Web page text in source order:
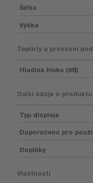
Šířka
Výška
Teploty a provozní
Hladina hluku (dB)
Další údaje o produktu
Typ displeje
Doporučeno pro
Doplňky
Vlastnosti